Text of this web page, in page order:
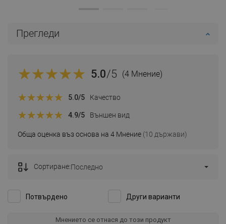
Прегледи
5.0/5 (4 Мнение)
Обща оценка въз основа на 4 Мнение (10 държави)
5.0/5 Качество
4.9/5 Външен вид
Потвърдено Други варианти
Сортиране:Последно
Мнението се отнася до този продукт